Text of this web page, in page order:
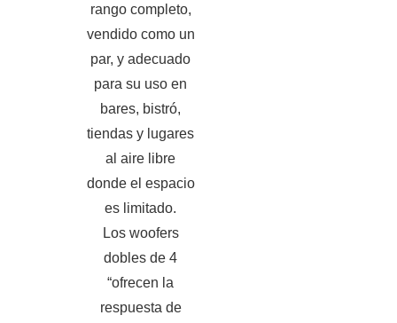
rango completo,
vendido como un
par, y adecuado
para su uso en
bares, bistró,
tiendas y lugares
al aire libre
donde el espacio
es limitado.
Los woofers
dobles de 4
“ofrecen la
respuesta de